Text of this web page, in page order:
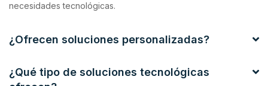
necesidades tecnológicas.
¿Ofrecen soluciones personalizadas?
¿Qué tipo de soluciones tecnológicas